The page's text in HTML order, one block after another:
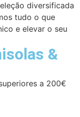
diversificada
tudo o que
e elevar o seu
&
a 200€